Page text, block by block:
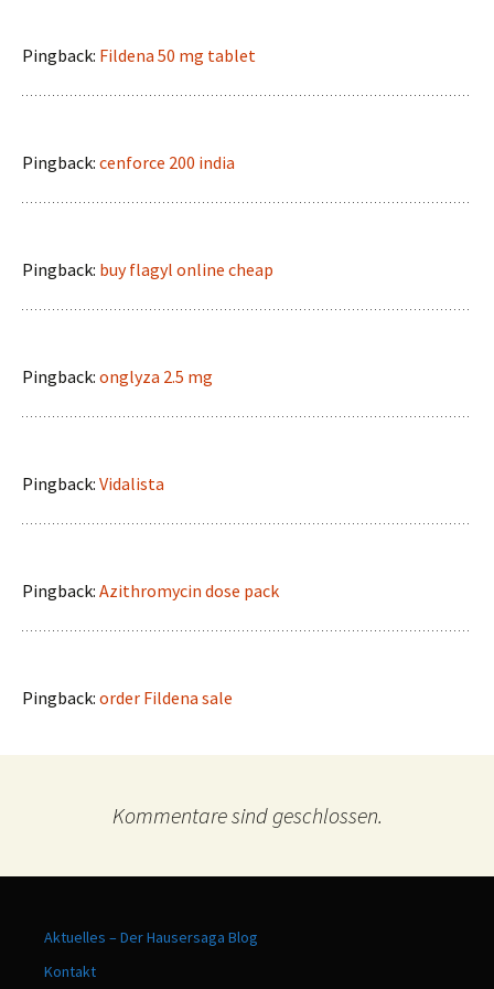
Pingback: Fildena 50 mg tablet
Pingback: cenforce 200 india
Pingback: buy flagyl online cheap
Pingback: onglyza 2.5 mg
Pingback: Vidalista
Pingback: Azithromycin dose pack
Pingback: order Fildena sale
Kommentare sind geschlossen.
Aktuelles – Der Hausersaga Blog
Kontakt